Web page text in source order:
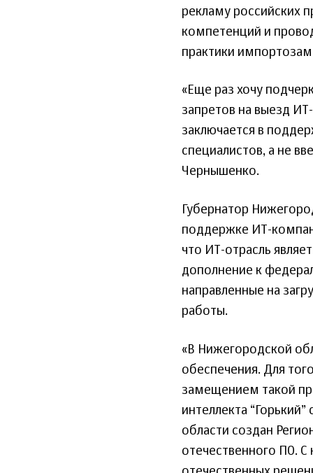
рекламу российских
компетенций и
практики
«Еще раз хочу
запретов на выезд
заключается в
специалистов, а не
Чернышенко.
Губернатор
поддержке ИT-
что ИT-отрасль
дополнение к
направленные на
работы.
«В Нижегородской
обеспечения. Для
замещением такой
интеллекта
области создан
отечественного ПО.